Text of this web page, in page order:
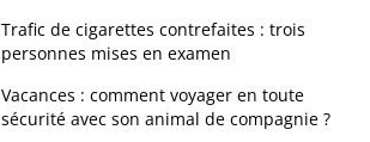
Trafic de cigarettes contrefaites : trois
personnes mises en examen
Vacances : comment voyager en toute
sécurité avec son animal de compagnie ?